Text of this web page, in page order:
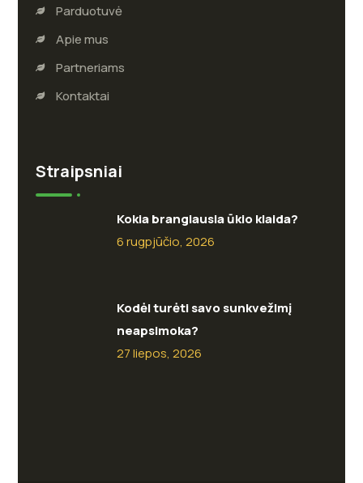
Parduotuvė
Apie mus
Partneriams
Kontaktai
Straipsniai
Kokia brangiausia ūkio klaida?
6 rugpjūčio, 2026
Kodėl turėti savo sunkvežimį
neapsimoka?
27 liepos, 2026